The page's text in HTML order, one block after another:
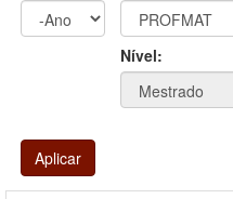
Nível:
Aplicar